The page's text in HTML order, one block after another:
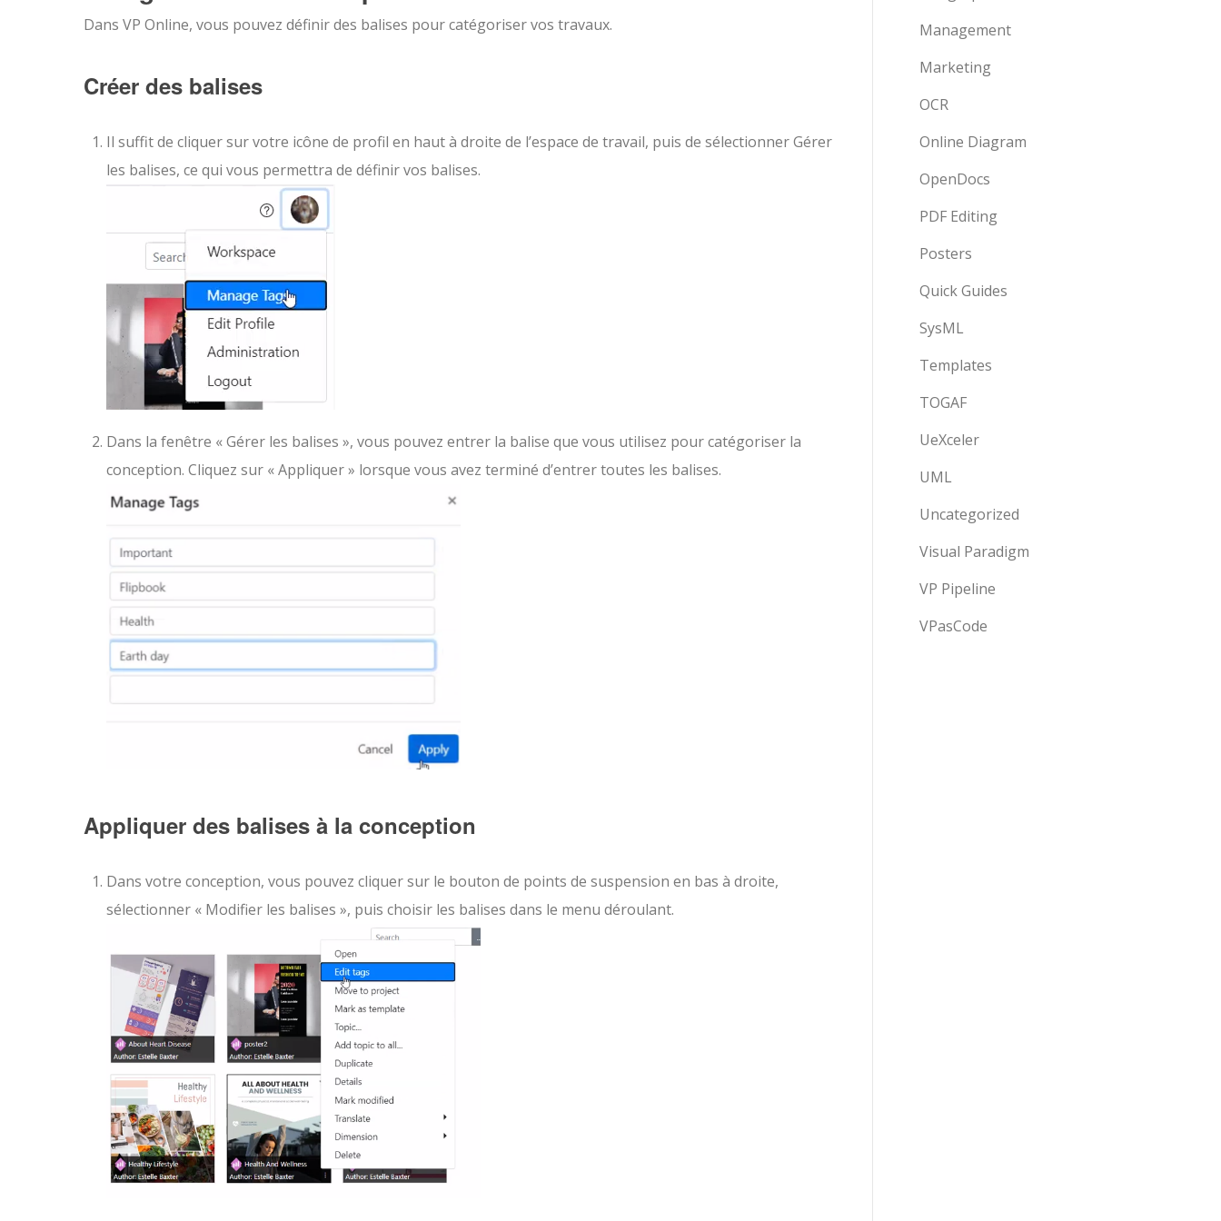
Dans VP Online, vous pouvez définir des balises pour catégoriser vos travaux.
Créer des balises
Il suffit de cliquer sur votre icône de profil en haut à droite de l’espace de travail, puis de sélectionner Gérer
les balises, ce qui vous permettra de définir vos balises.
Dans la fenêtre « Gérer les balises », vous pouvez entrer la balise que vous utilisez pour catégoriser la
conception. Cliquez sur « Appliquer » lorsque vous avez terminé d’entrer toutes les balises.
Appliquer des balises à la conception
Dans votre conception, vous pouvez cliquer sur le bouton de points de suspension en bas à droite,
sélectionner « Modifier les balises », puis choisir les balises dans le menu déroulant.
Management
Marketing
OCR
Online Diagram
OpenDocs
PDF Editing
Posters
Quick Guides
SysML
Templates
TOGAF
UeXceler
UML
Uncategorized
Visual Paradigm
VP Pipeline
VPasCode